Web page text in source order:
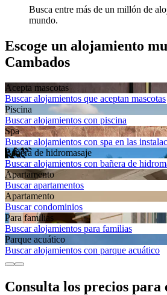
Busca entre más de un millón de
mundo.
Escoge un alojamiento
Cambados
Acepta mascotas
Buscar alojamientos que aceptan mascotas
Piscina
Buscar alojamientos con piscina
Spa
Buscar alojamientos con spa en las
Bañera de hidromasaje
Buscar alojamientos con bañera de
Apartamento
Buscar apartamentos
Apartamento
Buscar condominios
Para familias
Buscar alojamientos para familias
Parque acuático
Buscar alojamientos con parque acuático
Consulta los precios para